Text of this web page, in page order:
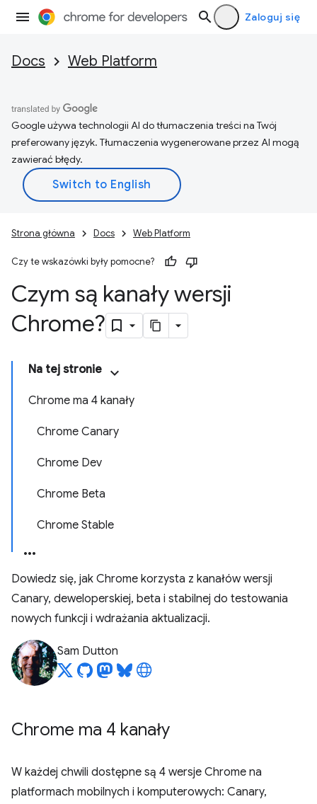
Zaloguj się
Docs Web Platform
Google używa technologii AI do tłumaczenia treści na Twój
preferowany język. Tłumaczenia wygenerowane przez AI mogą
zawierać błędy.
Strona główna Docs Web Platform
Czy te wskazówki były pomocne?
Czym są kanały wersji
Chrome?
Na tej stronie
Chrome ma 4 kanały
Chrome Canary
Chrome Dev
Chrome Beta
Chrome Stable
Dowiedz się, jak Chrome korzysta z kanałów wersji
Canary, deweloperskiej, beta i stabilnej do testowania
nowych funkcji i wdrażania aktualizacji.
Sam Dutton
Chrome ma 4 kanały
W każdej chwili dostępne są 4 wersje Chrome na
platformach mobilnych i komputerowych: Canary,